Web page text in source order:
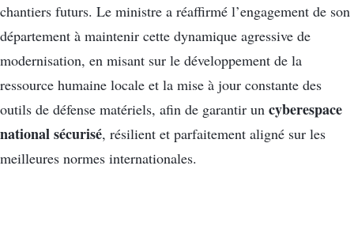
chantiers futurs. Le ministre a réaffirmé l’engagement de son
département à maintenir cette dynamique agressive de
modernisation, en misant sur le développement de la
ressource humaine locale et la mise à jour constante des
outils de défense matériels, afin de garantir un cyberespace
national sécurisé, résilient et parfaitement aligné sur les
meilleures normes internationales.